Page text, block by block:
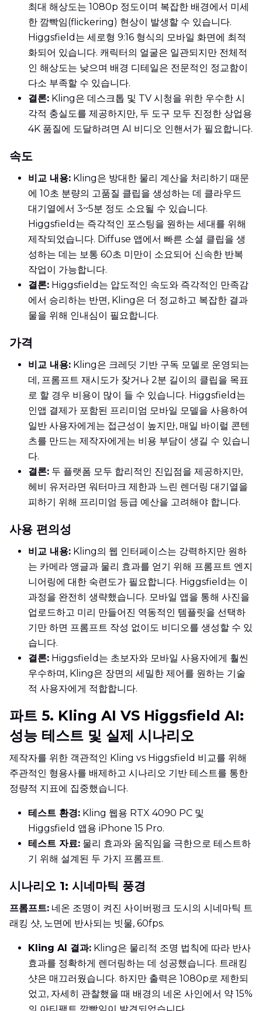
최대 해상도는 1080p 정도이며 복잡한 배경에서 미세
한 깜빡임(flickering) 현상이 발생할 수 있습니다.
Higgsfield는 세로형 9:16 형식의 모바일 화면에 최적
화되어 있습니다. 캐릭터의 얼굴은 일관되지만 전체적
인 해상도는 낮으며 배경 디테일은 전문적인 정교함이
다소 부족할 수 있습니다.
결론: Kling은 데스크톱 및 TV 시청을 위한 우수한 시
각적 충실도를 제공하지만, 두 도구 모두 진정한 상업용
4K 품질에 도달하려면 AI 비디오 인핸서가 필요합니다.
속도
비교 내용: Kling은 방대한 물리 계산을 처리하기 때문
에 10초 분량의 고품질 클립을 생성하는 데 클라우드
대기열에서 3~5분 정도 소요될 수 있습니다.
Higgsfield는 즉각적인 포스팅을 원하는 세대를 위해
제작되었습니다. Diffuse 앱에서 빠른 소셜 클립을 생
성하는 데는 보통 60초 미만이 소요되어 신속한 반복
작업이 가능합니다.
결론: Higgsfield는 압도적인 속도와 즉각적인 만족감
에서 승리하는 반면, Kling은 더 정교하고 복잡한 결과
물을 위해 인내심이 필요합니다.
가격
비교 내용: Kling은 크레딧 기반 구독 모델로 운영되는
데, 프롬프트 재시도가 잦거나 2분 길이의 클립을 목표
로 할 경우 비용이 많이 들 수 있습니다. Higgsfield는
인앱 결제가 포함된 프리미엄 모바일 모델을 사용하여
일반 사용자에게는 접근성이 높지만, 매일 바이럴 콘텐
츠를 만드는 제작자에게는 비용 부담이 생길 수 있습니
다.
결론: 두 플랫폼 모두 합리적인 진입점을 제공하지만,
헤비 유저라면 워터마크 제한과 느린 렌더링 대기열을
피하기 위해 프리미엄 등급 예산을 고려해야 합니다.
사용 편의성
비교 내용: Kling의 웹 인터페이스는 강력하지만 원하
는 카메라 앵글과 물리 효과를 얻기 위해 프롬프트 엔지
니어링에 대한 숙련도가 필요합니다. Higgsfield는 이
과정을 완전히 생략했습니다. 모바일 앱을 통해 사진을
업로드하고 미리 만들어진 역동적인 템플릿을 선택하
기만 하면 프롬프트 작성 없이도 비디오를 생성할 수 있
습니다.
결론: Higgsfield는 초보자와 모바일 사용자에게 훨씬
우수하며, Kling은 장면의 세밀한 제어를 원하는 기술
적 사용자에게 적합합니다.
파트 5. Kling AI VS Higgsfield AI:
성능 테스트 및 실제 시나리오
제작자를 위한 객관적인 Kling vs Higgsfield 비교를 위해
주관적인 형용사를 배제하고 시나리오 기반 테스트를 통한
정량적 지표에 집중했습니다.
테스트 환경: Kling 웹용 RTX 4090 PC 및
Higgsfield 앱용 iPhone 15 Pro.
테스트 자료: 물리 효과와 움직임을 극한으로 테스트하
기 위해 설계된 두 가지 프롬프트.
시나리오 1: 시네마틱 풍경
프롬프트: 네온 조명이 켜진 사이버펑크 도시의 시네마틱 트
래킹 샷, 노면에 반사되는 빗물, 60fps.
Kling AI 결과: Kling은 물리적 조명 법칙에 따라 반사
효과를 정확하게 렌더링하는 데 성공했습니다. 트래킹
샷은 매끄러웠습니다. 하지만 출력은 1080p로 제한되
었고, 자세히 관찰했을 때 배경의 네온 사인에서 약 15%